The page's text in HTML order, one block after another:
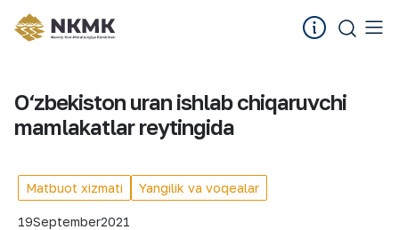
O‘zbekiston uran ishlab chiqaruvchi
mamlakatlar reytingida
Matbuot xizmati Yangilik va voqealar
19September2021